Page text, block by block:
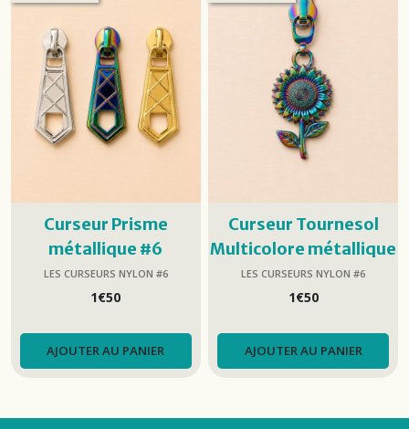
Curseur Prisme
métallique #6
LES CURSEURS NYLON #6
1€50
AJOUTER AU PANIER
Curseur Tournesol
Multicolore métallique
#6
LES CURSEURS NYLON #6
1€50
AJOUTER AU PANIER